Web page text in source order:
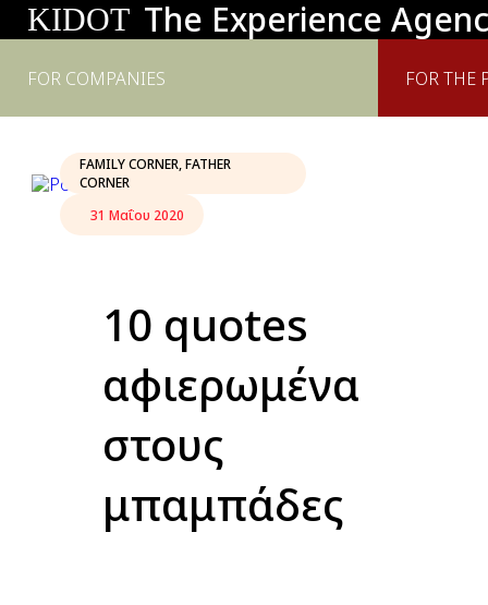
KIDOT The Experience
FOR COMPANIES FOR THE
FAMILY CORNER,FATHER
CORNER
31 Μαΐου 2020
10 quotes
αφιερωμένα
στους
μπαμπάδες